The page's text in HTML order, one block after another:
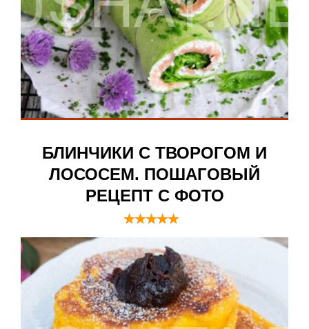
БЛИНЧИКИ С ТВОРОГОМ И
ЛОСОСЕМ. ПОШАГОВЫЙ
РЕЦЕПТ С ФОТО